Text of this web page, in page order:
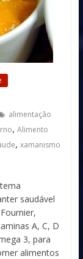
alimentação
, Alimento
, xamanismo
saudável
A, C, D
3, para
alimentos